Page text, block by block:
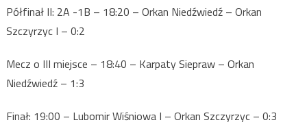
Półfinał II: 2A -1B – 18:20 – Orkan Niedźwiedź – Orkan
Szczyrzyc I – 0:2
Mecz o III miejsce – 18:40 – Karpaty Siepraw – Orkan
Niedźwiedź – 1:3
Finał: 19:00 – Lubomir Wiśniowa I – Orkan Szczyrzyc – 0:3